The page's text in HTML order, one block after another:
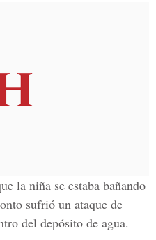
la niña se estaba bañando
sufrió un ataque de
del depósito de agua.